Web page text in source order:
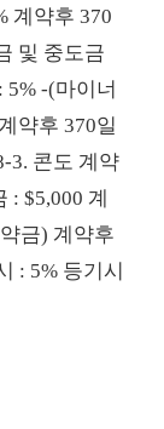
계약후 370
및 중도금
-(마이너
약후 370일
3. 콘도 계약
$5,000 계
금) 계약후
: 5% 등기시